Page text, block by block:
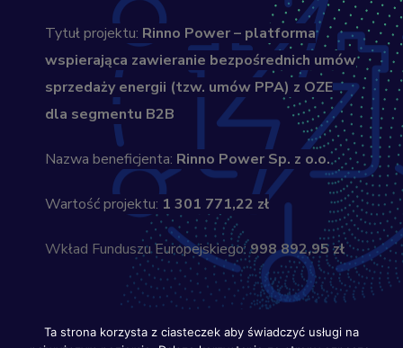
Tytuł projektu: Rinno Power – platforma
wspierająca zawieranie bezpośrednich umów
sprzedaży energii (tzw. umów PPA) z OZE
dla segmentu B2B
Nazwa beneficjenta: Rinno Power Sp. z o.o.
Wartość projektu: 1 301 771,22 zł
Wkład Funduszu Europejskiego:998 892,95 zł
Ta strona korzysta z ciasteczek aby świadczyć usługi na